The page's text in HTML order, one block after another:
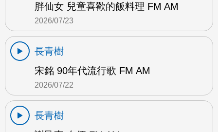
胖仙女 兒童喜歡的飯料理 FM AM
2026/07/23
長青樹
宋銘 90年代流行歌 FM AM
2026/07/22
長青樹